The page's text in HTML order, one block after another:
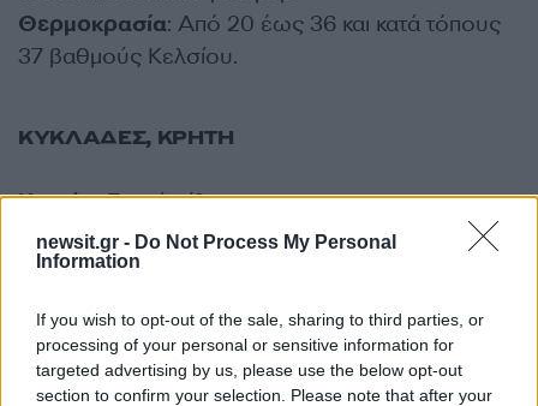
newsit.gr - Do Not Process My Personal
Information
If you wish to opt-out of the sale, sharing to third parties, or
processing of your personal or sensitive information for
targeted advertising by us, please use the below opt-out
section to confirm your selection. Please note that after your
Θερμοκρασία: Από 20 έως 36 και κατά τόπους
37 βαθμούς Κελσίου.
ΚΥΚΛΑΔΕΣ, ΚΡΗΤΗ
Καιρός: Γενικά αίθριος.
Άνεμοι: Βόρειοι 6 με 7 μποφόρ.
Θερμοκρασία
ΝΗΣΙΑ ΑΝΑΤΟΛΙΚΟΥ ΑΙΓΑΙΟΥ, ΔΩΔΕΚΑΝΗΣΑ